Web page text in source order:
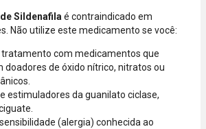
Sildenafila é contraindicado em
Não utilize este medicamento se você:
tratamento com medicamentos que
doadores de óxido nítrico, nitratos ou
estimuladores da guanilato ciclase,
(alergia) conhecida ao